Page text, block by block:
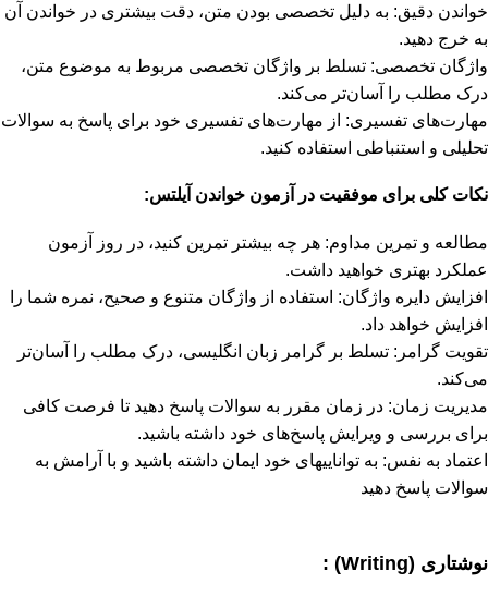
خواندن دقیق: به دلیل تخصصی بودن متن، دقت بیشتری در خواندن آن
به خرج دهید.
واژگان تخصصی: تسلط بر واژگان تخصصی مربوط به موضوع متن،
درک مطلب را آسان‌تر می‌کند.
مهارت‌های تفسیری: از مهارت‌های تفسیری خود برای پاسخ به سوالات
تحلیلی و استنباطی استفاده کنید.
نکات کلی برای موفقیت در آزمون خواندن آیلتس:
مطالعه و تمرین مداوم: هر چه بیشتر تمرین کنید، در روز آزمون
عملکرد بهتری خواهید داشت.
افزایش دایره واژگان: استفاده از واژگان متنوع و صحیح، نمره شما را
افزایش خواهد داد.
تقویت گرامر: تسلط بر گرامر زبان انگلیسی، درک مطلب را آسان‌تر
می‌کند.
مدیریت زمان: در زمان مقرر به سوالات پاسخ دهید تا فرصت کافی
برای بررسی و ویرایش پاسخ‌های خود داشته باشید.
اعتماد به نفس: به توانایی­های خود ایمان داشته باشید و با آرامش به
سوالات پاسخ دهید
نوشتاری (
Writing
) :